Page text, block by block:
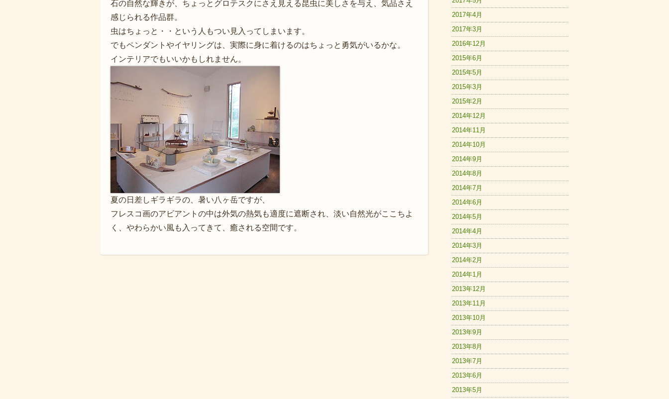
石の自然な輝きが、ちょっとグロテスクにさえ見える昆虫に美しさを与え、気品さえ
感じられる作品群。
虫はちょっと・・という人もつい見入ってしまいます。
でもペンダントやイヤリングは、実際に身に着けるのはちょっと勇気がいるかな。
インテリアでもいいかもしれません。
夏の日差しギラギラの、暑い八ヶ岳ですが、
フレスコ画のアビアントの中は外気の熱気も適度に遮断され、淡い自然光がここちよ
く、やわらかい風も入ってきて、癒される空間です。
2017年4月
2017年3月
2016年12月
2015年6月
2015年5月
2015年3月
2015年2月
2014年12月
2014年11月
2014年10月
2014年9月
2014年8月
2014年7月
2014年6月
2014年5月
2014年4月
2014年3月
2014年2月
2014年1月
2013年12月
2013年11月
2013年10月
2013年9月
2013年8月
2013年7月
2013年6月
2013年5月